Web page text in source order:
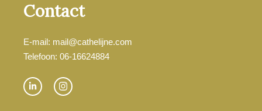
Contact
E-mail: mail@cathelijne.com
Telefoon: 06-16624884